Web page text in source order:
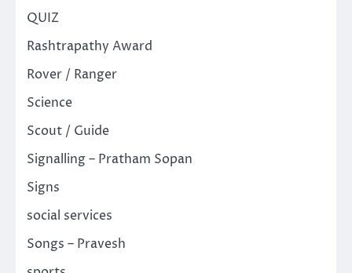
QUIZ
Rashtrapathy Award
Rover / Ranger
Science
Scout / Guide
Signalling – Pratham Sopan
Signs
social services
Songs – Pravesh